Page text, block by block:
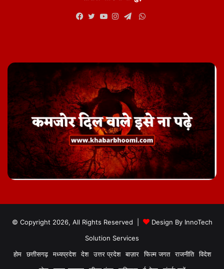
WhatsApp
© Copyright 2026, All Rights Reserved | Design By InnoTech
Solution Services
होम
छत्तीसगढ़ मध्यप्रदेश देश उत्तर प्रदेश बाज़ार फिल्म जगत राजनीति
विदेश